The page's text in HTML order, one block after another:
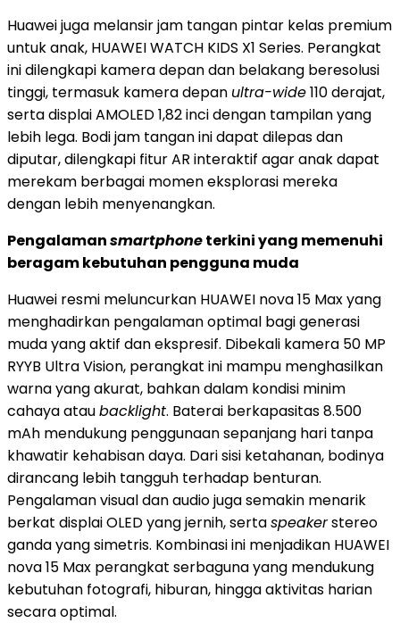
Huawei juga melansir jam tangan pintar kelas premium
untuk anak, HUAWEI WATCH KIDS X1 Series. Perangkat
ini dilengkapi kamera depan dan belakang beresolusi
tinggi, termasuk kamera depan ultra-wide110 derajat,
serta displai AMOLED 1,82 inci dengan tampilan yang
lebih lega. Bodi jam tangan ini dapat dilepas dan
diputar, dilengkapi fitur AR interaktif agar anak dapat
merekam berbagai momen eksplorasi mereka
dengan lebih menyenangkan.
Pengalamansmartphoneterkini yang memenuhi
beragam kebutuhan pengguna muda
Huawei resmi meluncurkan HUAWEI nova 15 Max yang
menghadirkan pengalaman optimal bagi generasi
muda yang aktif dan ekspresif. Dibekali kamera 50 MP
RYYB Ultra Vision, perangkat ini mampu menghasilkan
warna yang akurat, bahkan dalam kondisi minim
cahaya ataubacklight. Baterai berkapasitas 8.500
mAh mendukung penggunaan sepanjang hari tanpa
khawatir kehabisan daya. Dari sisi ketahanan, bodinya
dirancang lebih tangguh terhadap benturan.
Pengalaman visual dan audio juga semakin menarik
berkat displai OLED yang jernih, sertaspeakerstereo
ganda yang simetris. Kombinasi ini menjadikan HUAWEI
nova 15 Max perangkat serbaguna yang mendukung
kebutuhan fotografi, hiburan, hingga aktivitas harian
secara optimal.